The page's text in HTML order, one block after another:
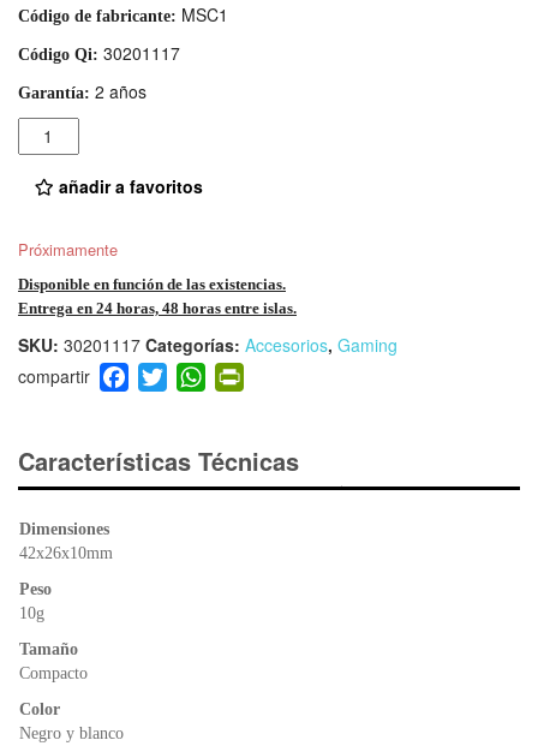
Código de fabricante: MSC1
Código Qi: 30201117
Garantía: 2 años
Cantidad
añadir a favoritos
Próximamente
Disponible en función de las existencias.
Entrega en 24 horas, 48 horas entre islas.
SKU: 30201117 Categorías: Accesorios, Gaming
F
a
e
b
T
wi
er
W
h
s
A
ri
e
Características Técnicas
Dimensiones
42x26x10mm
Peso
10g
Tamaño
Compacto
Color
Negro y blanco